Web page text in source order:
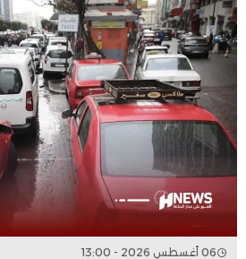
06 أغسطس 2026 - 13:00